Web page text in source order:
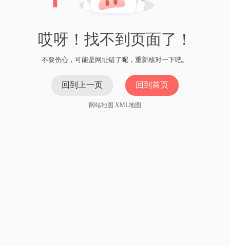
哎呀！找不到页面了！
不要伤心，可能是网址错了呢，重新核对一下吧。
回到上一页 回到首页
网站地图 XML地图